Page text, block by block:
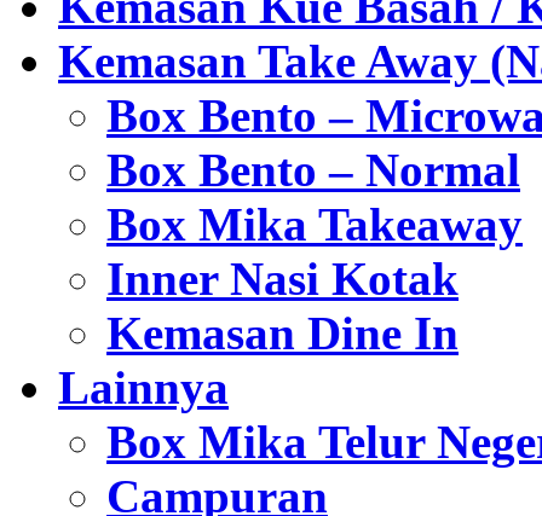
Kemasan Take Away
Box Bento –
Box Bento – Normal
Box Mika Takeaway
Inner Nasi Kotak
Kemasan Dine In
Lainnya
Box Mika Telur
Campuran